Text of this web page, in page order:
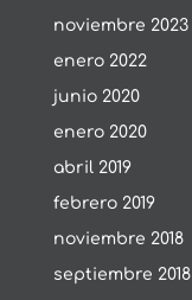
noviembre 2023
enero 2022
junio 2020
enero 2020
abril 2019
febrero 2019
noviembre 2018
septiembre 2018